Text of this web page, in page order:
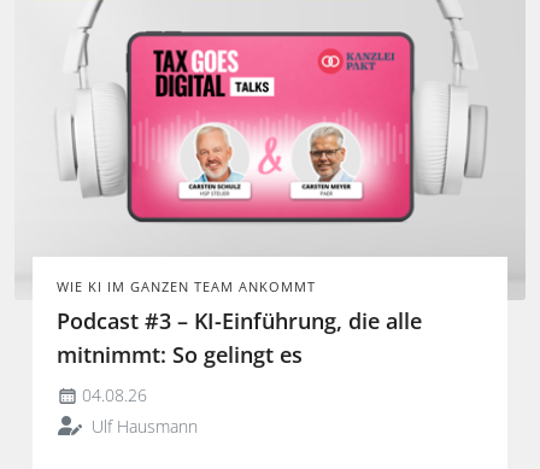
WIE KI IM GANZEN TEAM ANKOMMT
Podcast #3 – KI-Einführung, die alle
mitnimmt: So gelingt es
04.08.26
Ulf Hausmann